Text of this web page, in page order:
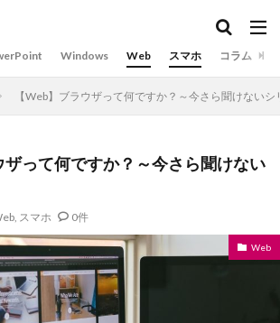
Windows Web スマホ コラム
【Web】ブラウザって何ですか？～今さら聞けないシ
ザって何ですか？～今さら聞けない
, スマホ 0件
Web